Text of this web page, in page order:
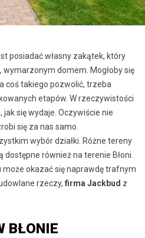
posiadać własny zakątek, który
domem. Mogłoby się
coś takiego pozwolić, trzeba
etapów. W rzeczywistości
się wydaje. Oczywiście nie
się za nas samo.
wybór działki. Różne tereny
również na terenie Błoni.
może okazać się naprawdę trafnym
rzeczy, firma Jackbud z
BŁONIE